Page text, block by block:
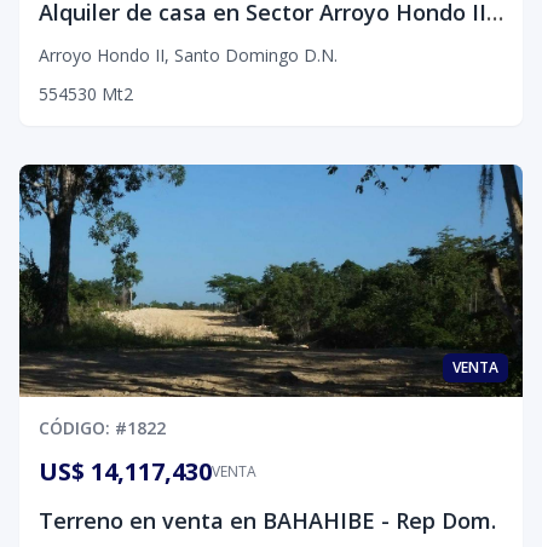
Alquiler de casa en Sector Arroyo Hondo II, D.N
Arroyo Hondo II, Santo Domingo D.N.
554530 Mt2
VENTA
CÓDIGO: #1822
VENTA
US$ 14,117,430
Terreno en venta en BAHAHIBE - Rep Dom.